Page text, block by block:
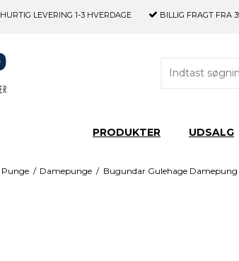
HURTIG LEVERING 1-3 HVERDAGE BILLIG FRAGT FRA
PRODUKTER UDSALG
Punge / Damepunge / Bugundar Gulehage Damepung